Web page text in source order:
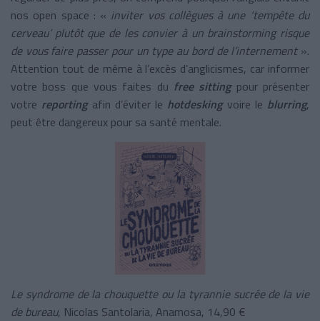
nos open space : « inviter vos collègues à une ‘tempête du
cerveau’ plutôt que de les convier à un brainstorming risque
de vous faire passer pour un type au bord de l’internement».
Attention tout de même à l’excès d’anglicismes, car informer
votre boss que vous faites du free sitting pour présenter
votre reporting afin d’éviter le hotdeskingvoire le blurring,
peut être dangereux pour sa santé mentale.
Le syndrome de la chouquette ou la tyrannie sucrée de la vie
de bureau, Nicolas Santolaria, Anamosa, 14,90 €